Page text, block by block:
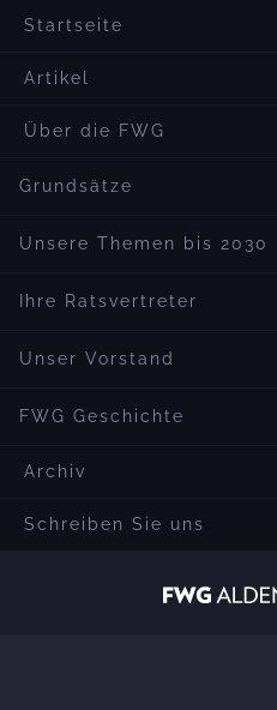
Startseite
Artikel
Über die FWG
Grundsätze
Unsere Themen bis 2030
Ihre Ratsvertreter
Unser Vorstand
FWG Geschichte
Archiv
Schreiben Sie uns